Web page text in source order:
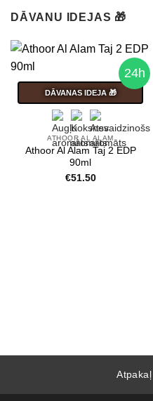
DĀVANU IDEJAS 🎁
24h
DĀVANAS IDEJA 🎁
ATHOOR AL ALAM
Athoor Al Alam Taj 2 EDP
90ml
€51.50